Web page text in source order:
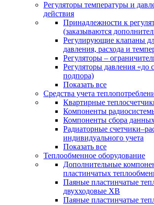
Регуляторы температуры и
действия
Принадлежности к
(заказываются
Регулирующие клапаны
давления, расхода и
Регуляторы –
Регуляторы давления «до
подпора)
Показать все
Средства учета
Квартирные
Компоненты
Компоненты сбора
Радиаторные
индивидуального учета
Показать все
Теплообменное оборудование
Дополнительные
пластинчатых
Паяные пластинчатые
двухходовые XB
Паяные пластинчатые